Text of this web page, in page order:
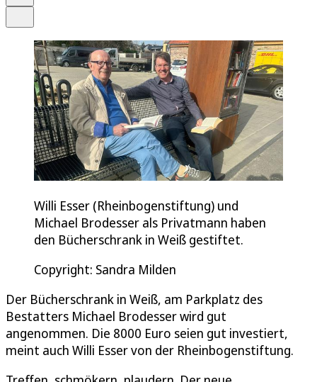
Willi Esser (Rheinbogenstiftung) und
Michael Brodesser als Privatmann haben
den Bücherschrank in Weiß gestiftet.
Copyright: Sandra Milden
Der Bücherschrank in Weiß, am Parkplatz des
Bestatters Michael Brodesser wird gut
angenommen. Die 8000 Euro seien gut investiert,
meint auch Willi Esser von der Rheinbogenstiftung.